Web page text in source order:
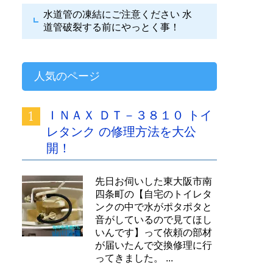
水道管の凍結にご注意ください 水
道管破裂する前にやっとく事！
人気のページ
ＩＮＡＸ ＤＴ－３８１０ トイ
レタンク の修理方法を大公
開！
先日お伺いした東大阪市南
四条町の【自宅のトイレタ
ンクの中で水がポタポタと
音がしているので見てほし
いんです】って依頼の部材
が届いたんで交換修理に行
ってきました。 ...